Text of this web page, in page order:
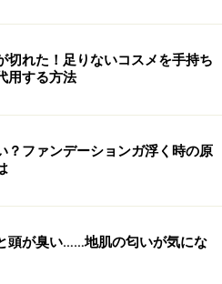
ップヘアの簡単ヘアアレンジ
。最新の内容をご確認くださ
】
ケア用品をチェック！
ケア用品をチェック！
切れた！足りないコスメを手持ち
用する方法
？ファンデーションガ浮く時の原
頭が臭い……地肌の匂いが気にな